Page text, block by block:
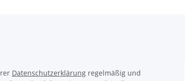
Datenschutzerklärung regelmäßig und